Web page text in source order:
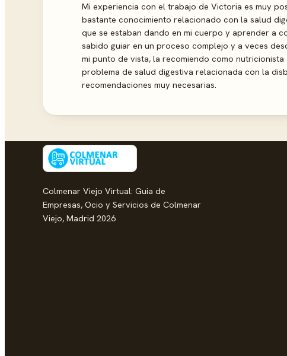
Mi experiencia con el trabajo de Victoria es muy
bastante conocimiento relacionado con la salud
que se estaban dando en mi cuerpo y aprender a
sabido guiar en un proceso complejo y a veces
mi punto de vista, la recomiendo como
problema de salud digestiva relacionada con la
recomendaciones muy necesarias.
Colmenar Viejo Virtual: Guia de
Empresas, Ocio y Servicios de Colmenar
Viejo, Madrid 2026